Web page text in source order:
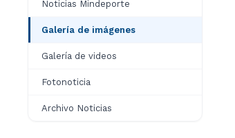
Noticias Mindeporte
Galería de imágenes
Galería de videos
Fotonoticia
Archivo Noticias